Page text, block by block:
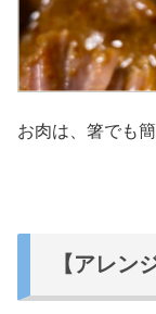
お肉は、箸でも
【アレン